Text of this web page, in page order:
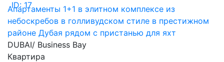
ID: 17
Апартаменты 1+1 в элитном комплексе из
небоскребов в голливудском стиле в престижном
районе Дубая рядом с пристанью для яхт
DUBAI/ Business Bay
Квартира